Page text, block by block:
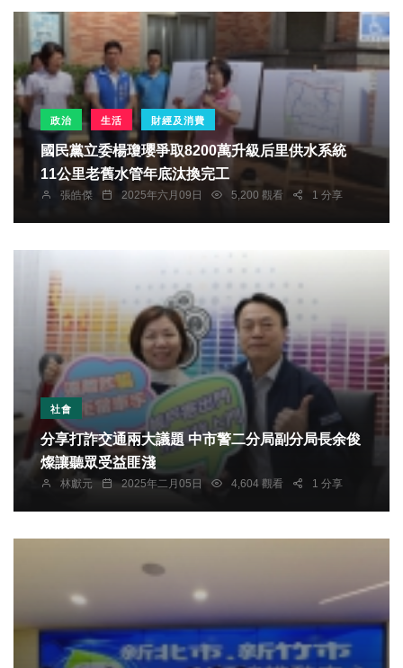
政治 生活 財經及消費
國民黨立委楊瓊瓔爭取8200萬升級后里供水系統
11公里老舊水管年底汰換完工
張皓傑 2025年六月09日 5,200 觀看 1 分享
社會
分享打詐交通兩大議題 中市警二分局副分局長余俊
燦讓聽眾受益匪淺
林獻元 2025年二月05日 4,604 觀看 1 分享